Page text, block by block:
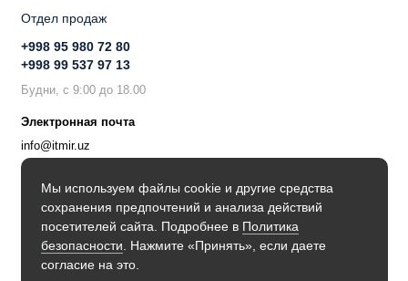
Мы используем файлы cookie и другие средства
сохранения предпочтений и анализа действий
посетителей сайта. Подробнее в Политика
безопасности . Нажмите «Принять», если даете
согласие на это.
Отдел продаж
+998 95 980 72 80
+998 99 537 97 13
Будни, с 9:00 до 18.00
Электронная почта
info@itmir.uz
Поддержка в мессенджере
Будьте в курсе наших новостей!